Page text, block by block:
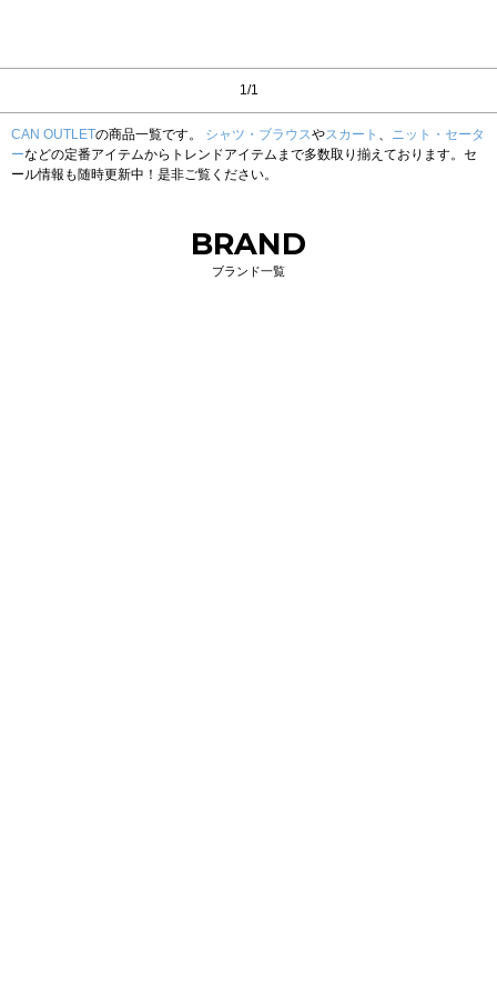
1/1
CAN OUTLETの商品一覧です。 シャツ・ブラウスやスカート 、 ニット・セータ
ーなどの定番アイテムからトレンドアイテムまで多数取り揃えております。セ
ール情報も随時更新中！是非ご覧ください。
BRAND
ブランド一覧